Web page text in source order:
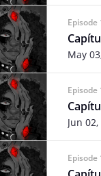
Episode
May
Episode
Jun
Episode